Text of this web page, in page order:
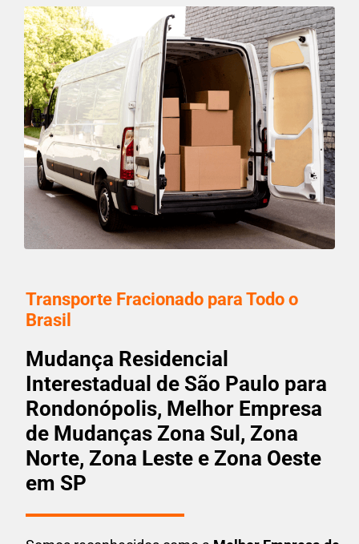
Transporte Fracionado para Todo o
Brasil
Mudança Residencial
Interestadual de São Paulo para
Rondonópolis, Melhor Empresa
de Mudanças Zona Sul, Zona
Norte, Zona Leste e Zona Oeste
em SP